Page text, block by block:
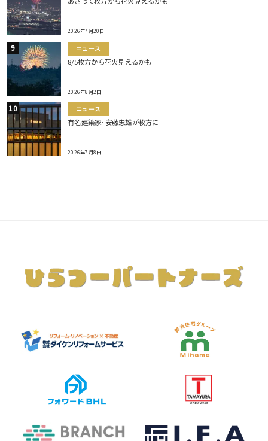
2026年7月20日
ニュース
8/5枚方から花火見えるかも
2026年8月2日
ニュース
有名建築家･安藤忠雄が枚方に
2026年7月8日